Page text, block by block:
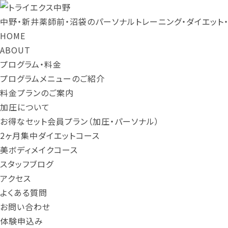
中野・新井薬師前・沼袋のパーソナルトレーニング・ダイエット
HOME
ABOUT
プログラム・料金
プログラムメニューのご紹介
料金プランのご案内
加圧について
お得なセット会員プラン（加圧・パーソナル）
2ヶ月集中ダイエットコース
美ボディメイクコース
スタッフブログ
アクセス
よくある質問
お問い合わせ
体験申込み